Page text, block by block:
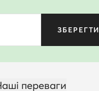
ЗБЕРЕГТИ
переваги